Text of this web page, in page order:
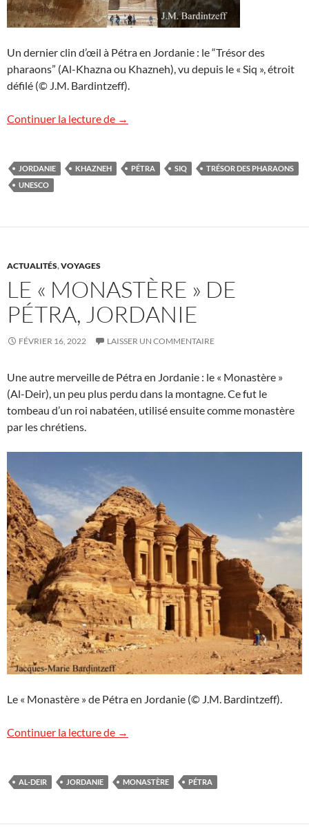
Un dernier clin d’œil à Pétra en Jordanie : le “Trésor des
pharaons” (Al-Khazna ou Khazneh), vu depuis le « Siq », étroit
défilé (© J.M. Bardintzeff).
Continuer la lecture de Au revoir Pétra !
→
JORDANIE KHAZNEH PÉTRA SIQ
TRÉSOR DES PHARAONS
UNESCO
ACTUALITÉS,VOYAGES
LE « MONASTÈRE » DE
PÉTRA, JORDANIE
FÉVRIER 16, 2022 LAISSER UN COMMENTAIRE
Une autre merveille de Pétra en Jordanie : le « Monastère »
(Al-Deir), un peu plus perdu dans la montagne. Ce fut le
tombeau d’un roi nabatéen, utilisé ensuite comme monastère
par les chrétiens.
Le « Monastère » de Pétra en Jordanie (© J.M. Bardintzeff).
Continuer la lecture de Le « Monastère » de Pétra, Jordanie
→
AL-DEIR JORDANIE MONASTÈRE PÉTRA